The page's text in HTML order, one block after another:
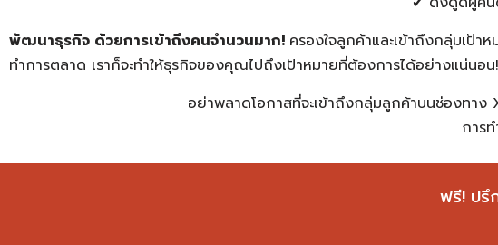
พัฒนาธุรกิจ ด้วยการเข้าถึงคนจำนวนมาก! ครองใจลูกค้าและเข้าถึงกลุ่มเป้
ทำการตลาด เราก็จะทำให้ธุรกิจของคุณไปถึงเป้าหมายที่ต้องการได้อย่างแน่นอน!
อย่าพลาดโอกาสที่จะเข้าถึงกลุ่มลูกค้าบนช่องทาง
การท
ฟรี! ปรึ